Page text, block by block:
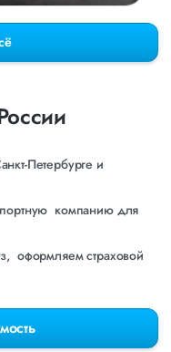
Петербурге и
компанию для
оформляем страховой